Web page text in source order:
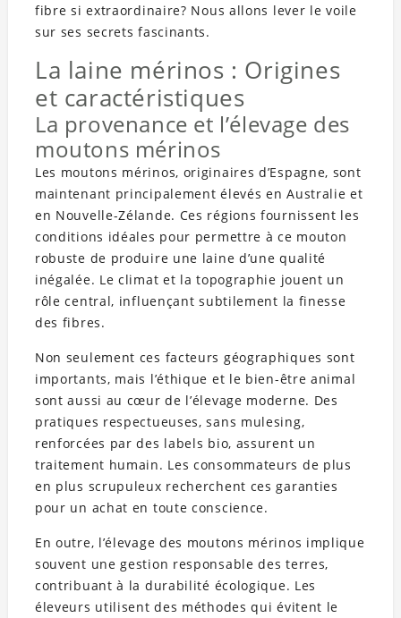
fibre si extraordinaire? Nous allons lever le voile
sur ses secrets fascinants.
La laine mérinos : Origines
et caractéristiques
La provenance et l’élevage des
moutons mérinos
Les moutons mérinos, originaires d’Espagne, sont
maintenant principalement élevés en Australie et
en Nouvelle-Zélande. Ces régions fournissent les
conditions idéales pour permettre à ce mouton
robuste de produire une laine d’une qualité
inégalée. Le climat et la topographie jouent un
rôle central, influençant subtilement la finesse
des fibres.
Non seulement ces facteurs géographiques sont
importants, mais l’éthique et le bien-être animal
sont aussi au cœur de l’élevage moderne. Des
pratiques respectueuses, sans mulesing,
renforcées par des labels bio, assurent un
traitement humain. Les consommateurs de plus
en plus scrupuleux recherchent ces garanties
pour un achat en toute conscience.
En outre, l’élevage des moutons mérinos implique
souvent une gestion responsable des terres,
contribuant à la durabilité écologique. Les
éleveurs utilisent des méthodes qui évitent le